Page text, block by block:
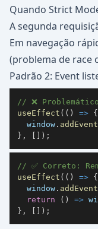
Quando Strict
A segunda
Em navegação
(problema de race
Padrão 2: Event
// ❌
useEffect ( ( ) => {
window .
} , [ ] ) ;
// ✅ Correto:
useEffect ( ( ) => {
window .
return
( ) =>
} , ) ;